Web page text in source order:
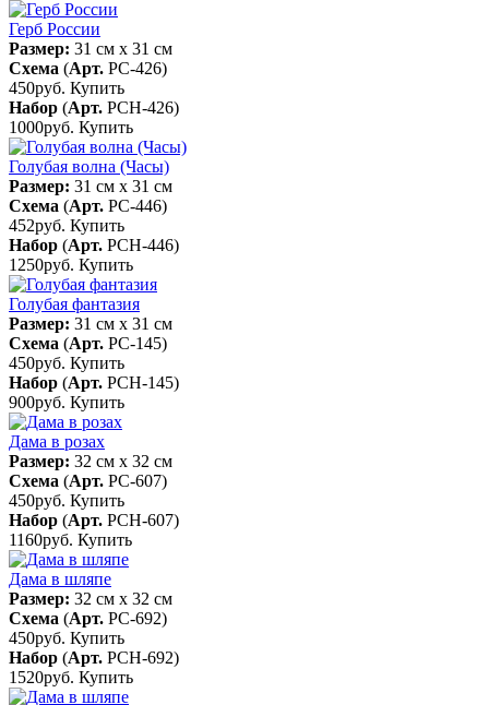
Герб России
Размер: 31 см x 31 см
Схема (Арт. РС-426)
450руб. Купить
Набор (Арт. РСН-426)
1000руб. Купить
Голубая волна (Часы)
Размер: 31 см x 31 см
Схема (Арт. РС-446)
452руб. Купить
Набор (Арт. РСН-446)
1250руб. Купить
Голубая фантазия
Размер: 31 см x 31 см
Схема (Арт. РС-145)
450руб. Купить
Набор (Арт. РСН-145)
900руб. Купить
Дама в розах
Размер: 32 см x 32 см
Схема (Арт. РС-607)
450руб. Купить
Набор (Арт. РСН-607)
1160руб. Купить
Дама в шляпе
Размер: 32 см x 32 см
Схема (Арт. РС-692)
450руб. Купить
Набор (Арт. РСН-692)
1520руб. Купить